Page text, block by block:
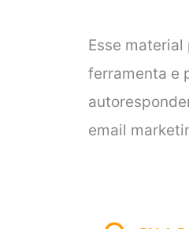
Esse
ferramenta e
email